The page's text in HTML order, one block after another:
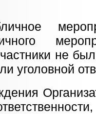
не
уголовной